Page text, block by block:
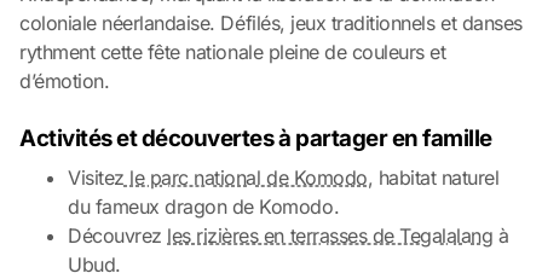
coloniale néerlandaise. Défilés, jeux traditionnels et danses
rythment cette fête nationale pleine de couleurs et
d’émotion.
Activités et découvertes à partager en famille
Visitez le parc national de Komodo, habitat naturel
du fameux dragon de Komodo.
Découvrez les rizières en terrasses de Tegalalang à
Ubud.